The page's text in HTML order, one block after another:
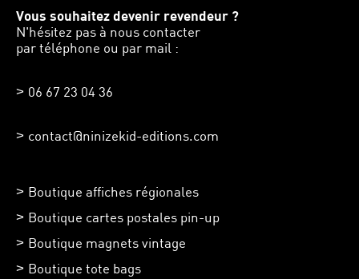
Vous souhaitez devenir revendeur ?
N'hésitez pas à nous contacter
par téléphone ou par mail :
06 67 23 04 36
contact@ninizekid-editions.com
Boutique affiches régionales
Boutique cartes postales pin-up
Boutique magnets vintage
Boutique tote bags